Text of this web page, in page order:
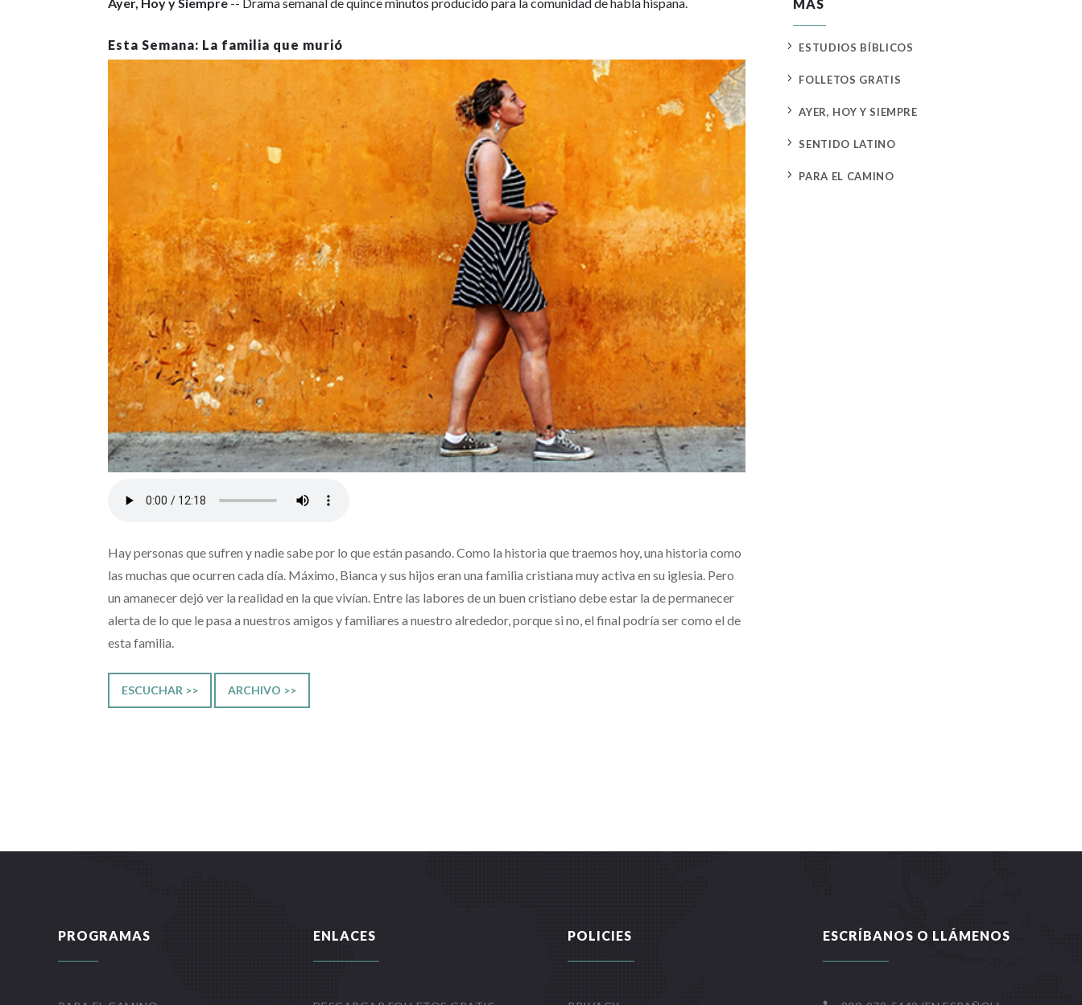
La familia que murió
Hay personas que sufren y nadie sabe por lo que están pasando. Como la historia que traemos hoy, una historia como
las muchas que ocurren cada día. Máximo, Bianca y sus hijos eran una familia cristiana muy activa en su iglesia. Pero
un amanecer dejó ver la realidad en la que vivían. Entre las labores de un buen cristiano debe estar la de permanecer
alerta de lo que le pasa a nuestros amigos y familiares a nuestro alrededor, porque si no, el final podría ser como el de
esta familia.
ESCUCHAR >> ARCHIVO >>
MÁS
5 ESTUDIOS BÍBLICOS
5 FOLLETOS GRATIS
5 AYER, HOY Y SIEMPRE
5 SENTIDO LATINO
5 PARA EL CAMINO
PROGRAMAS ENLACES POLICIES ESCRÍBANOS O LLÁMENOS